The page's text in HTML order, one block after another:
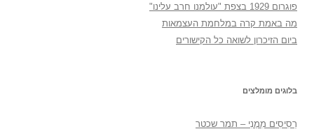
פוגרום 1929 בצפת "עולמנו חרב עלינו"
מה באמת קרה במלחמת העצמאות
ביום הזיכרון לשואה כל הקישורים
בלוגים מומלצים
רְסִיסִים מִמֶנִי – תמר שכטר